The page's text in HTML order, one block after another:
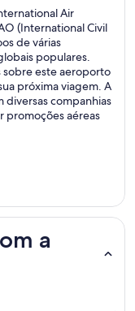
Air
(International Civil
de várias
populares.
sobre este aeroporto
próxima viagem. A
diversas companhias
promoções aéreas
a